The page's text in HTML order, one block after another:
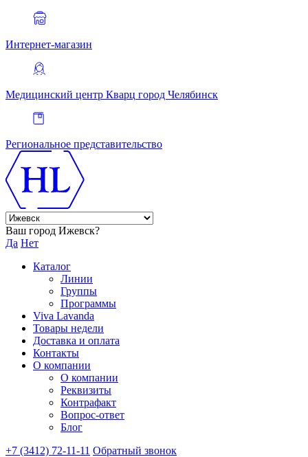
Интернет-магазин
Медицинский центр Кварц город Челябинск
Региональное представительство
Ваш город Ижевск?
Да Нет
Каталог
Линии
Группы
Программы
Viva Lavanda
Товары недели
Доставка и оплата
Контакты
О компании
О компании
Реквизиты
Контрафакт
Вопрос-ответ
Блог
+7 (3412) 72-11-11 Обратный звонок